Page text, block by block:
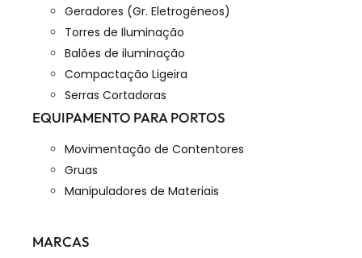
Geradores (Gr. Eletrogéneos)
Torres de Iluminação
Balões de iluminação
Compactação Ligeira
Serras Cortadoras
EQUIPAMENTO PARA PORTOS
Movimentação de Contentores
Gruas
Manipuladores de Materiais
MARCAS